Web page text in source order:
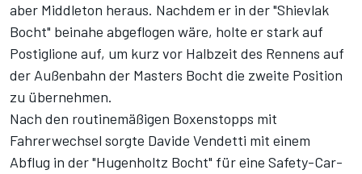
aber Middleton heraus. Nachdem er in der "Shievlak
Bocht" beinahe abgeflogen wäre, holte er stark auf
Postiglione auf, um kurz vor Halbzeit des Rennens auf
der Außenbahn der Masters Bocht die zweite Position
zu übernehmen.
Nach den routinemäßigen Boxenstopps mit
Fahrerwechsel sorgte Davide Vendetti mit einem
Abflug in der "Hugenholtz Bocht" für eine Safety-Car-